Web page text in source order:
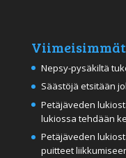
Nepsy-pysäkiltä
Säästöjä etsitään
Petäjäveden
lukiossa tehdään
Petäjäveden
puitteet